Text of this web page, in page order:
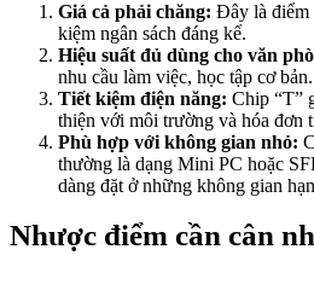
Giá cả phải chăng: Đây là điểm
kiệm ngân sách đáng kể.
Hiệu suất đủ dùng cho văn
nhu cầu làm việc, học tập cơ bản.
Tiết kiệm điện năng: Chip “T”
thiện với môi trường và hóa đơn
Phù hợp với không gian nhỏ:
thường là dạng Mini PC hoặc
dàng đặt ở những không gian
Nhược điểm cần cân